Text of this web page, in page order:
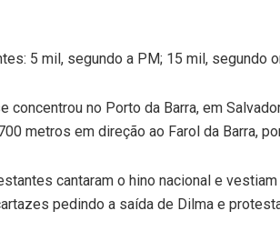
5 mil, segundo a PM; 15 mil, segundo
concentrou no Porto da Barra, em
metros em direção ao Farol da Barra,
cantaram o hino nacional e
pedindo a saída de Dilma e